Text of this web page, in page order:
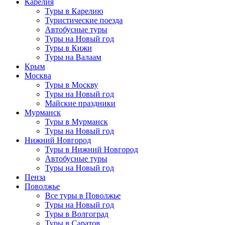
Туры в Карелию
Туристические поезда
Автобусные туры
Туры на Новый год
Туры в Кижи
Туры на Валаам
Крым
Москва
Туры в Москву
Туры на Новый год
Майские праздники
Мурманск
Туры в Мурманск
Туры на Новый год
Нижний Новгород
Туры в Нижний Новгород
Автобусные туры
Туры на Новый год
Пенза
Поволжье
Все туры в Поволжье
Туры на Новый год
Туры в Волгоград
Туры в Саратов